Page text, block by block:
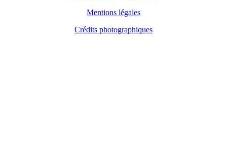
Mentions légales
Crédits photographiques